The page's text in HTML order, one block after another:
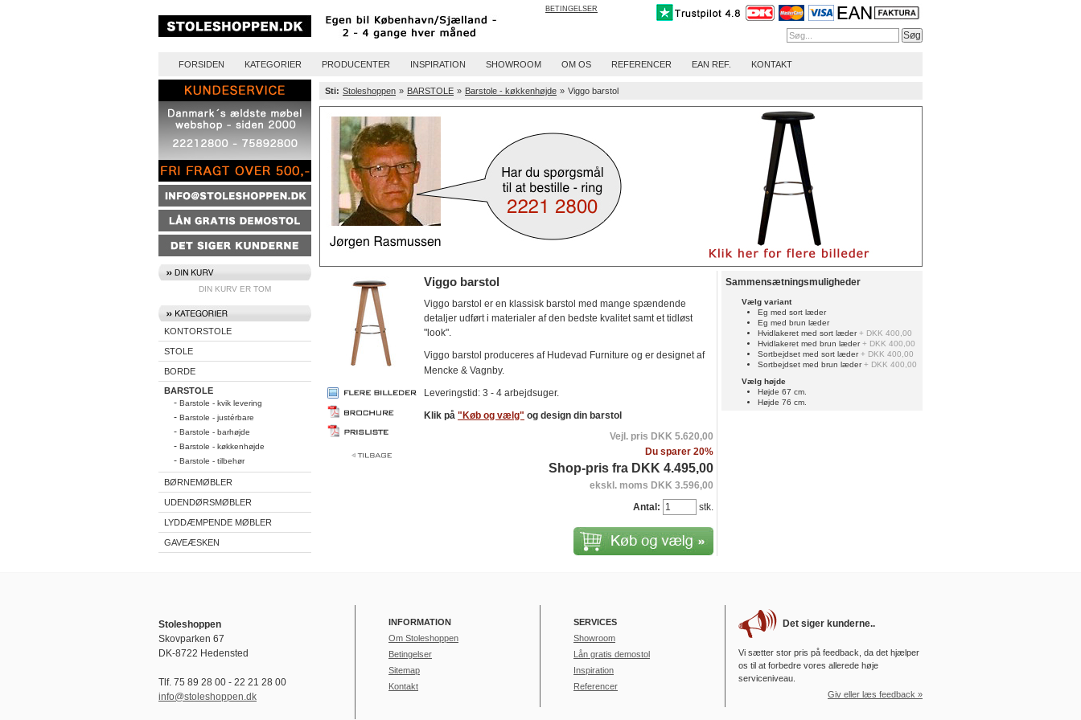
BETINGELSER
FORSIDEN KATEGORIER PRODUCENTER INSPIRATION SHOWROOM OM OS REFERENCER EAN REF. KONTAKT
DIN KURV ER TOM
KONTORSTOLE
STOLE
BORDE
BARSTOLE
- Barstole - kvik levering
- Barstole - justérbare
- Barstole - barhøjde
- Barstole - køkkenhøjde
- Barstole - tilbehør
BØRNEMØBLER
UDENDØRSMØBLER
LYDDÆMPENDE MØBLER
GAVEÆSKEN
Sti: Stoleshoppen » BARSTOLE » Barstole - køkkenhøjde » Viggo barstol
Viggo barstol
Viggo barstol er en klassisk barstol med mange spændende
detaljer udført i materialer af den bedste kvalitet samt et tidløst
"look".
Viggo barstol produceres af Hudevad Furniture og er designet af
Mencke & Vagnby.
Leveringstid: 3 - 4 arbejdsuger.
Klik på "Køb og vælg" og design din barstol
Vejl. pris DKK 5.620,00
Du sparer 20%
Shop-pris fra DKK 4.495,00
ekskl. moms DKK 3.596,00
Antal:
stk.
Sammensætningsmuligheder
Vælg variant
Eg med sort læder
Eg med brun læder
Hvidlakeret med sort læder+ DKK 400,00
Hvidlakeret med brun læder+ DKK 400,00
Sortbejdset med sort læder+ DKK 400,00
Sortbejdset med brun læder+ DKK 400,00
Vælg højde
Højde 67 cm.
Højde 76 cm.
Stoleshoppen
Skovparken 67
DK-8722 Hedensted
Tlf. 75 89 28 00 - 22 21 28 00
info@stoleshoppen.dk
INFORMATION
Om Stoleshoppen
Betingelser
Sitemap
Kontakt
SERVICES
Showroom
Lån gratis demostol
Inspiration
Referencer
Det siger kunderne..
Vi sætter stor pris på feedback, da det hjælper
os til at forbedre vores allerede høje
serviceniveau.
Giv eller læs feedback »